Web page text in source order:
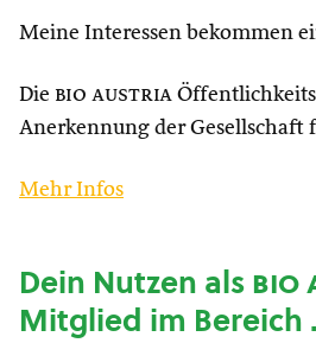
Meine Interessen bekommen
Die bio austria
Anerkennung der Gesellschaft
Mehr Infos
Dein Nutzen alsbio
Mitglied im Bereich